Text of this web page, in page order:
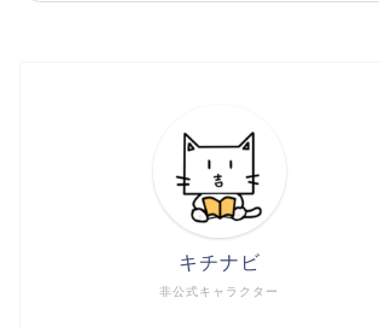
非公式キャラクター
キチナビ